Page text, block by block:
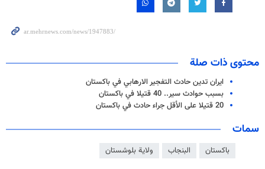
محتوى ذات صلة
ایران تدين حادث التفجير الارهابي في باكستان
بسبب حوادث سير.. 40 قتيلا في باكستان
20 قتيلا على الأقل جراء حادث في باكستان
سمات
باكستان البنجاب ولاية بلوشستان